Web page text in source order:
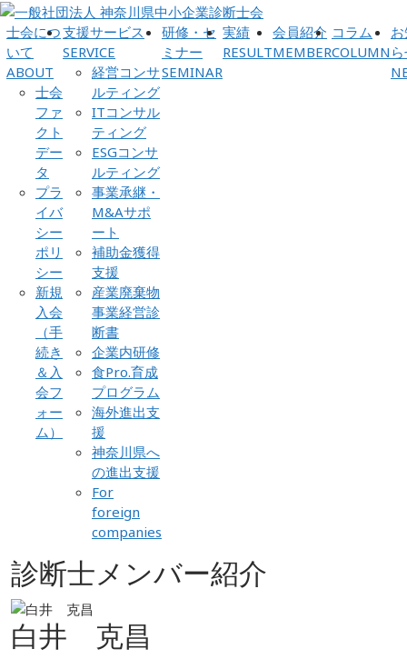
士会につ
いて
ABOUT
士会
ファ
クト
デー
タ
プラ
イバ
シー
ポリ
シー
新規
入会
（手
続き
＆入
会フ
ォー
ム）
支援サービス
SERVICE
経営コンサ
ルティング
ITコンサル
ティング
ESGコンサ
ルティング
事業承継・
M&Aサポ
ート
補助金獲得
支援
産業廃棄物
事業経営診
断書
企業内研修
食Pro.育成
プログラム
海外進出支
援
神奈川県へ
の進出支援
For
foreign
companies
研修・セ
ミナー
SEMINAR
実績
RESULT
会員紹介
MEMBER
コラム
COLUMN
診断士メンバー紹介
白井 克昌